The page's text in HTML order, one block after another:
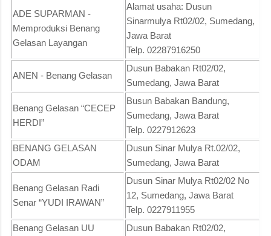
ADE SUPARMAN -
Memproduksi Benang
Gelasan Layangan
Alamat usaha: Dusun
Sinarmulya Rt02/02, Sumedang,
Jawa Barat
Telp. 02287916250
ANEN - Benang Gelasan
Dusun Babakan Rt02/02,
Sumedang, Jawa Barat
Benang Gelasan “CECEP
HERDI”
Busun Babakan Bandung,
Sumedang, Jawa Barat
Telp. 0227912623
BENANG GELASAN
ODAM
Dusun Sinar Mulya Rt.02/02,
Sumedang, Jawa Barat
Benang Gelasan Radi
Senar “YUDI IRAWAN”
Dusun Sinar Mulya Rt02/02 No
12, Sumedang, Jawa Barat
Telp. 0227911955
Benang Gelasan UU
Dusun Babakan Rt02/02,